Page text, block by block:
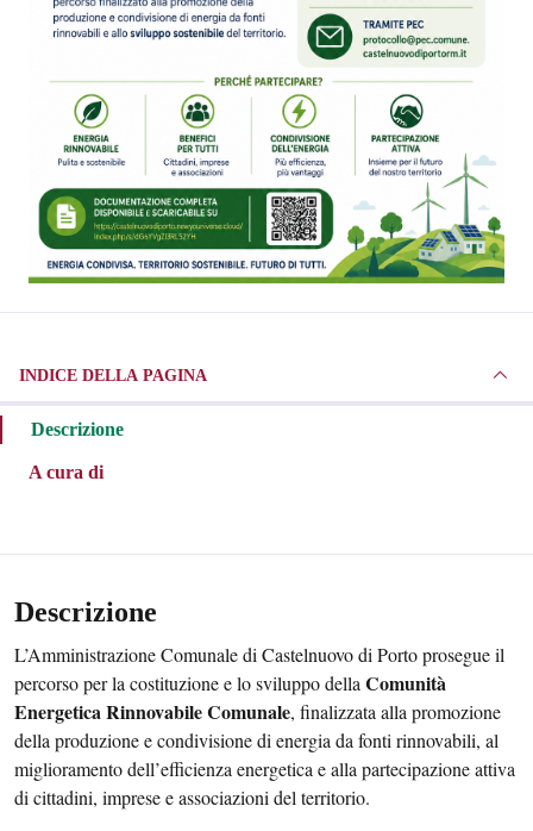
INDICE DELLA PAGINA
Descrizione
A cura di
Descrizione
L’Amministrazione Comunale di Castelnuovo di Porto prosegue il
percorso per la costituzione e lo sviluppo della Comunità
Energetica Rinnovabile Comunale, finalizzata alla promozione
della produzione e condivisione di energia da fonti rinnovabili, al
miglioramento dell’efficienza energetica e alla partecipazione attiva
di cittadini, imprese e associazioni del territorio.